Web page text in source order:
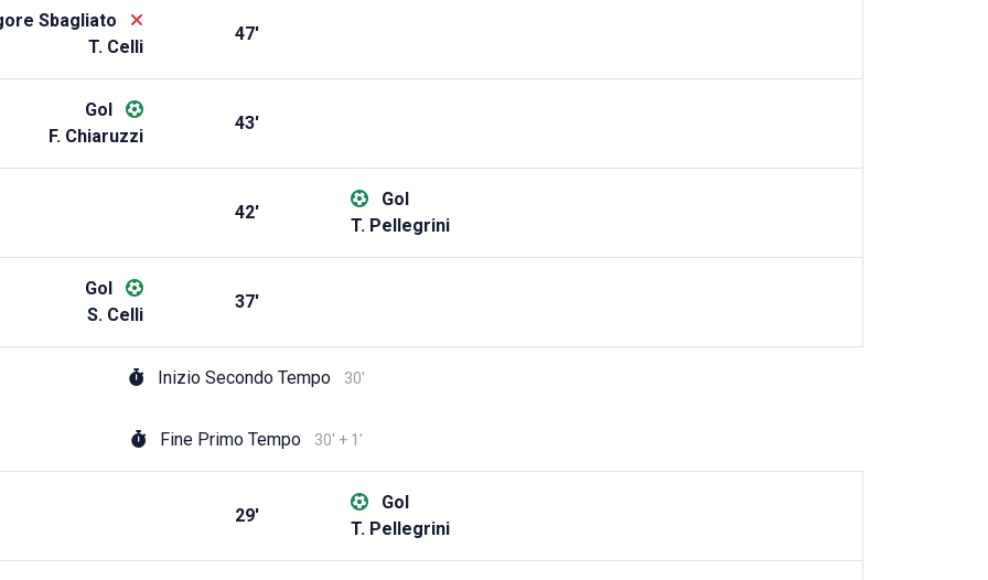
Sbagliato
T. Celli
47'
Gol
F. Chiaruzzi
43'
42'
Gol
T. Pellegrini
Gol
S. Celli
37'
Inizio Secondo Tempo 30'
Fine Primo Tempo 30' + 1'
29'
Gol
T. Pellegrini